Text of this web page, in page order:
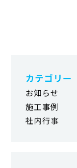
カテゴリー
お知らせ
施工事例
社内行事